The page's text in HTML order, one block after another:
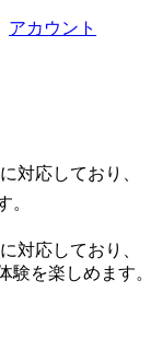
アカウント
対応しており、
。
対応しており、
験を楽しめます。